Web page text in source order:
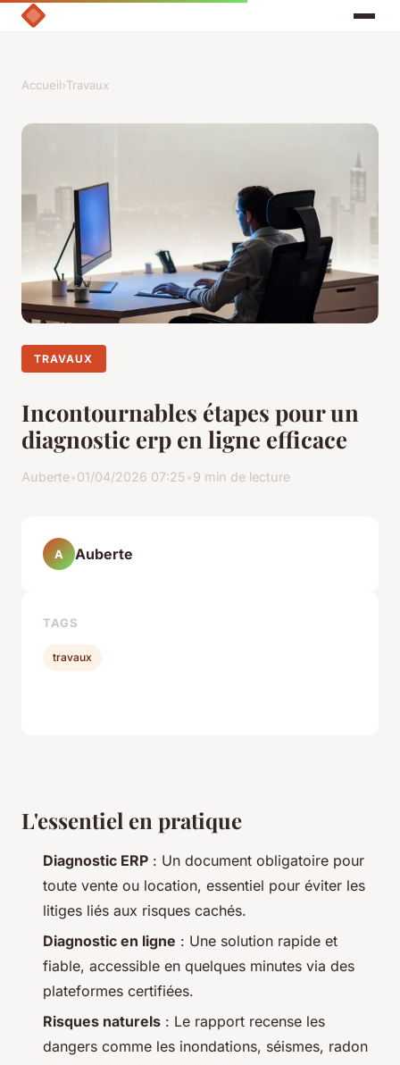
Accueil›Travaux
TRAVAUX
Incontournables étapes pour un
diagnostic erp en ligne efficace
Auberte•01/04/2026 07:25•9 min de lecture
L'essentiel en pratique
Diagnostic ERP : Un document obligatoire pour
toute vente ou location, essentiel pour éviter les
litiges liés aux risques cachés.
Diagnostic en ligne : Une solution rapide et
fiable, accessible en quelques minutes via des
plateformes certifiées.
Risques naturels : Le rapport recense les
dangers comme les inondations, séismes, radon
A Auberte
TAGS
travaux